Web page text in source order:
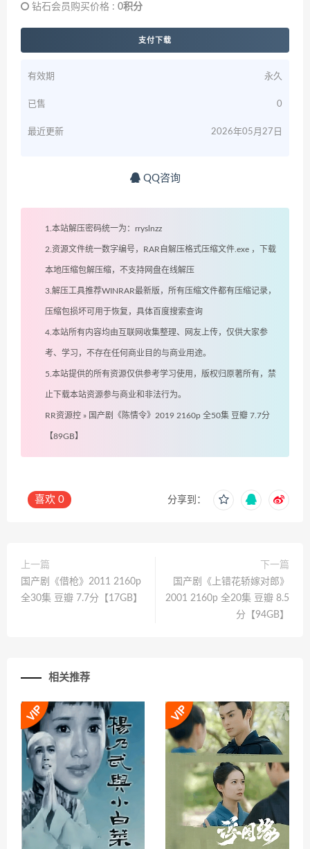
钻石会员购买价格 : 0积分
支付下载
有效期 永久
已售 0
最近更新 2026年05月27日
QQ咨询
1.本站解压密码统一为：rryslnzz
2.资源文件统一数字编号，RAR自解压格式压缩文件.exe ，下载
本地压缩包解压缩，不支持网盘在线解压
3.解压工具推荐WINRAR最新版，所有压缩文件都有压缩记录，
压缩包损坏可用于恢复，具体百度搜索查询
4.本站所有内容均由互联网收集整理、网友上传，仅供大家参
考、学习，不存在任何商业目的与商业用途。
5.本站提供的所有资源仅供参考学习使用，版权归原著所有，禁
止下载本站资源参与商业和非法行为。
RR资源控 » 国产剧《陈情令》2019 2160p 全50集 豆瓣 7.7分
【89GB】
喜欢 0 分享到：
上一篇
国产剧《借枪》2011 2160p
全30集 豆瓣 7.7分【17GB】
下一篇
国产剧《上错花轿嫁对郎》
2001 2160p 全20集 豆瓣 8.5
分【94GB】
相关推荐